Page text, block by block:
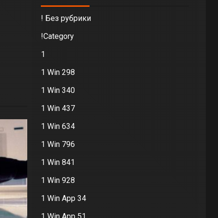
! Без рубрики
!Category
1
1 Win 298
1 Win 340
1 Win 437
1 Win 634
1 Win 796
1 Win 841
1 Win 928
1 Win App 34